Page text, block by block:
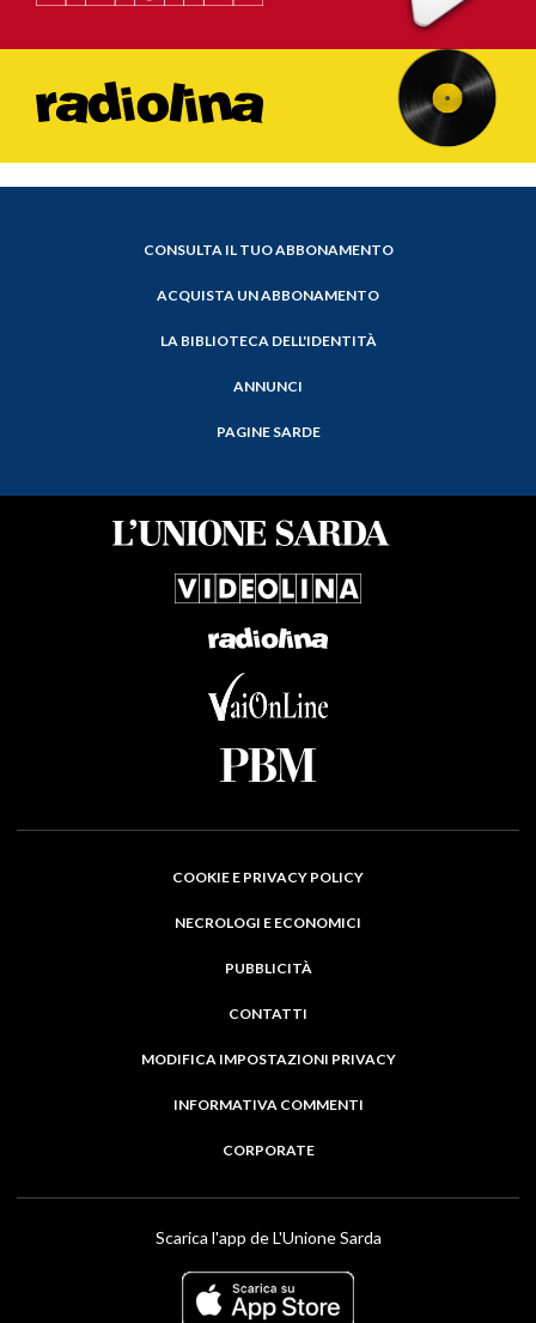
CONSULTA IL TUO ABBONAMENTO
ACQUISTA UN ABBONAMENTO
LA BIBLIOTECA DELL'IDENTITÀ
ANNUNCI
PAGINE SARDE
COOKIE E PRIVACY POLICY
NECROLOGI E ECONOMICI
PUBBLICITÀ
CONTATTI
MODIFICA IMPOSTAZIONI PRIVACY
INFORMATIVA COMMENTI
CORPORATE
Scarica l'app de L'Unione Sarda